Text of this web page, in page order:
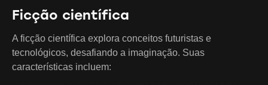
Ficção científica
A ficção científica explora conceitos futuristas e
tecnológicos, desafiando a imaginação. Suas
características incluem: